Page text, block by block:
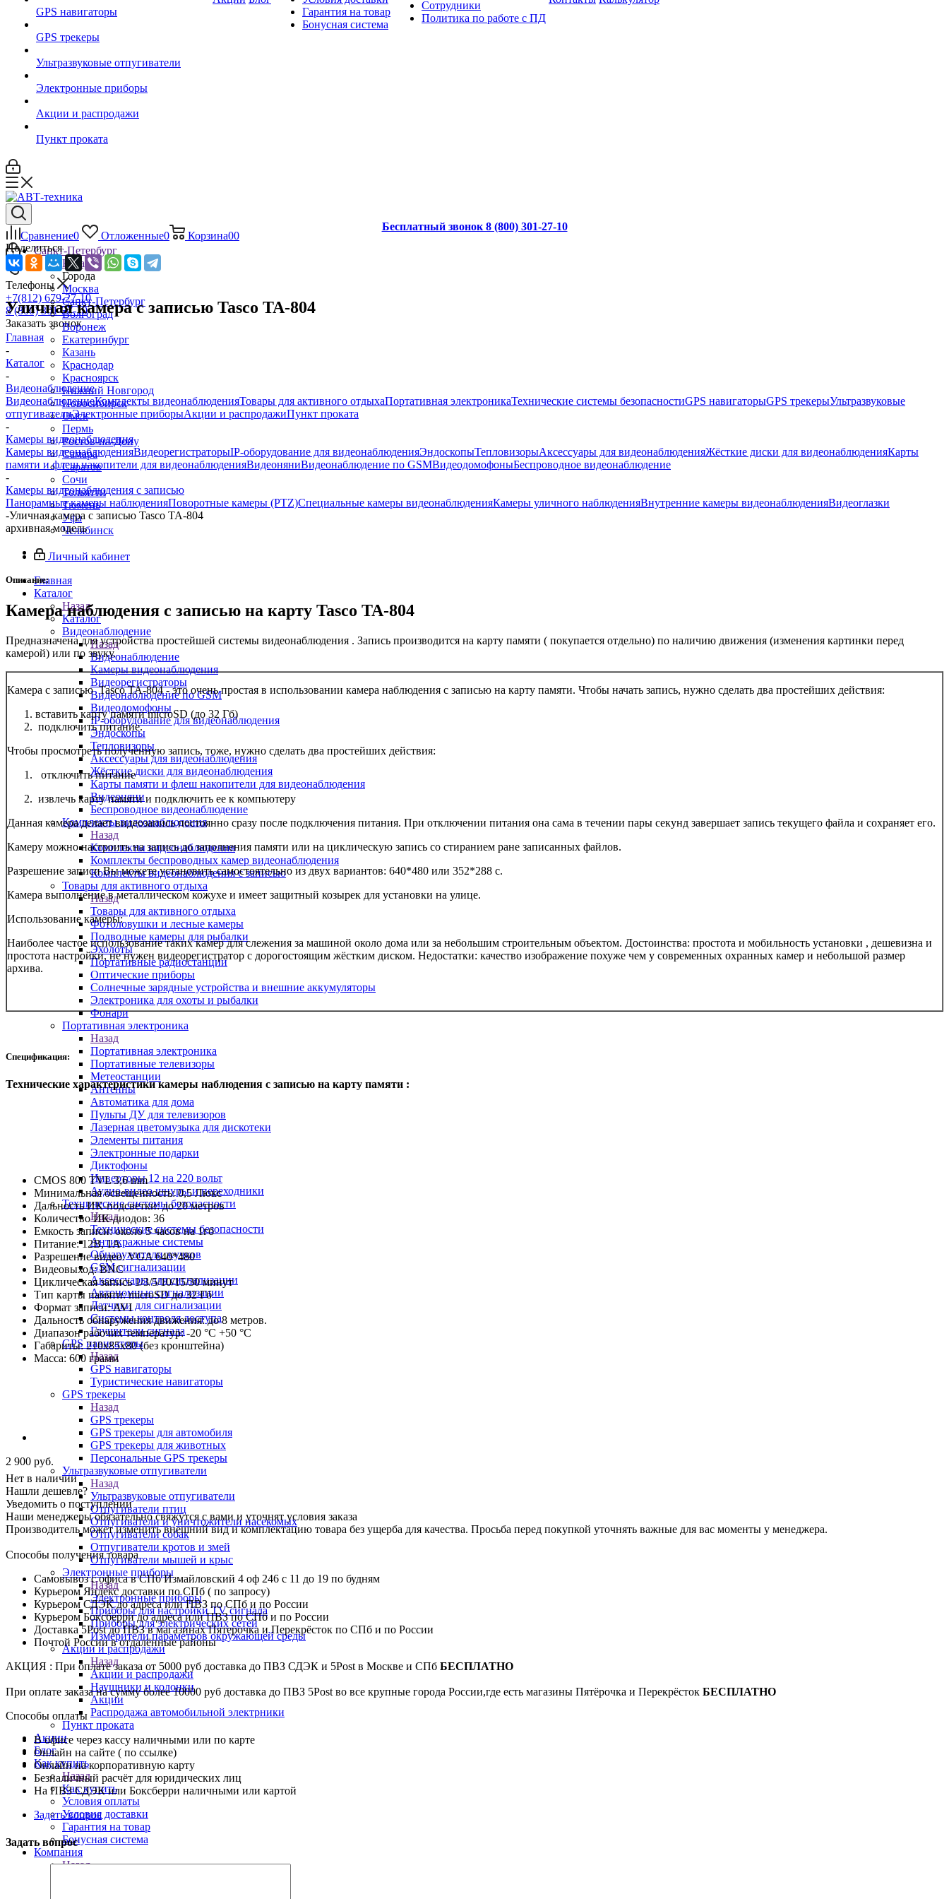
GPS навигаторы
GPS трекеры
Ультразвуковые отпугиватели
Электронные приборы
Акции и распродажи
Пункт проката
Гарантия на товар
Бонусная система
Сотрудники
Политика по работе с ПД
Сравнение0 Отложенные0 Корзина00
Телефоны
+7(812) 679-27-10
8 (800) 301-27-10
Заказать звонок
Бесплатный звонок 8 (800) 301-27-10
Санкт-Петербург
Назад
Города
Москва
Санкт-Петербург
Волгоград
Воронеж
Екатеринбург
Казань
Краснодар
Красноярск
Нижний Новгород
Новосибирск
Омск
Пермь
Ростов-на-Дону
Самара
Саратов
Сочи
Тольятти
Тюмень
Уфа
Челябинск
Личный кабинет
Главная
Каталог
Назад
Каталог
Видеонаблюдение
Назад
Видеонаблюдение
Камеры видеонаблюдения
Видеорегистраторы
Видеонаблюдение по GSM
Видеодомофоны
IP-оборудование для видеонаблюдения
Эндоскопы
Тепловизоры
Аксессуары для видеонаблюдения
Жёсткие диски для видеонаблюдения
Карты памяти и флеш накопители для видеонаблюдения
Видеоняни
Беспроводное видеонаблюдение
Комплекты видеонаблюдения
Назад
Комплекты видеонаблюдения
Комплекты беспроводных камер видеонаблюдения
Комплекты видеонаблюдения с записью
Товары для активного отдыха
Назад
Товары для активного отдыха
Фотоловушки и лесные камеры
Подводные камеры для рыбалки
Эхолоты
Портативные радиостанции
Оптические приборы
Солнечные зарядные устройства и внешние аккумуляторы
Электроника для охоты и рыбалки
Фонари
Портативная электроника
Назад
Портативная электроника
Портативные телевизоры
Метеостанции
Антенны
Автоматика для дома
Пульты ДУ для телевизоров
Лазерная цветомузыка для дискотеки
Элементы питания
Электронные подарки
Диктофоны
Инверторы 12 на 220 вольт
Аудио-видео шнуры и переходники
Технические системы безопасности
Назад
Технические системы безопасности
Антикражные системы
Обнаружители жучков
GSM сигнализации
Аксессуары для сигнализации
Автономные сигнализации
Датчики для сигнализации
Системы контроля доступа
Глушители сигнала
GPS навигаторы
Назад
GPS навигаторы
Туристические навигаторы
GPS трекеры
Назад
GPS трекеры
GPS трекеры для автомобиля
GPS трекеры для животных
Персональные GPS трекеры
Ультразвуковые отпугиватели
Назад
Ультразвуковые отпугиватели
Отпугиватели птиц
Отпугиватели и уничтожители насекомых
Отпугиватели собак
Отпугиватели кротов и змей
Отпугиватели мышей и крыс
Электронные приборы
Назад
Электронные приборы
Приборы для настройки TV сигнала
Приборы для электрических сетей
Измерители параметров окружающей среды
Акции и распродажи
Назад
Акции и распродажи
Наушники и колонки
Акции
Распродажа автомобильной электрники
Пункт проката
Акции
Блог
Как купить
Назад
Как купить
Условия оплаты
Условия доставки
Гарантия на товар
Бонусная система
Компания
Назад
Поделиться
Уличная камера с записью Tasco TA-804
Главная
-
Каталог
-
Видеонаблюдение
ВидеонаблюдениеКомплекты видеонаблюденияТовары для активного отдыхаПортативная электроникаТехнические системы безопасностиGPS навигаторыGPS трекерыУльтразвуковые
отпугивателиЭлектронные приборыАкции и распродажиПункт проката
-
Камеры видеонаблюдения
Камеры видеонаблюденияВидеорегистраторыIP-оборудование для видеонаблюденияЭндоскопыТепловизорыАксессуары для видеонаблюденияЖёсткие диски для видеонаблюденияКарты
памяти и флеш накопители для видеонаблюденияВидеоняниВидеонаблюдение по GSMВидеодомофоныБеспроводное видеонаблюдение
-
Камеры видеонаблюдения с записью
Панорамные камеры наблюденияПоворотные камеры (PTZ)Специальные камеры видеонаблюденияКамеры уличного наблюденияВнутренние камеры видеонаблюденияВидеоглазки
-Уличная камера с записью Tasco TA-804
архивная модель
Описание:
Камера наблюдения с записью на карту Tasco TA-804
Предназначена для устройства простейшей системы видеонаблюдения . Запись производится на карту памяти ( покупается отдельно) по наличию движения (изменения картинки перед
камерой) или по звуку.
Камера с записью Tasco TA-804 - это очень простая в использовании камера наблюдения с записью на карту памяти. Чтобы начать запись, нужно сделать два простейших действия:
вставить карту памяти microSD (до 32 Гб)
подключить питание.
Чтобы просмотреть полученную запись, тоже, нужно сделать два простейших действия:
отключить питание
извлечь карту памяти и подключить ее к компьютеру
Данная камера делает видеозапись постоянно сразу после подключения питания. При отключении питания она сама в течении пары секунд завершает запись текущего файла и сохраняет его.
Камеру можно настроить на запись до заполнения памяти или на циклическую запись со стиранием ране записанных файлов.
Разрешение записи Вы можете установить самостоятельно из двух вариантов: 640*480 или 352*288 с.
Камера выполнение в металлическом кожухе и имеет защитный козырек для установки на улице.
Использование камеры:
Наиболее частое использование таких камер для слежения за машиной около дома или за небольшим строительным объектом. Достоинства: простота и мобильность установки , дешевизна и
простота настройки, не нужен видеорегистратор с дорогостоящим жёстким диском. Недостатки: качество изображение похуже чем у современных охранных камер и небольшой размер
архива.
Спецификация:
Технические характеристики камеры наблюдения с записью на карту памяти :
CMOS 800 TVL 3,6 mm
Минимальная освещенность: 0,5 Люкс
Дальность ИК-подсветки: до 20 метров
Количество ИК-диодов: 36
Емкость записи: около 5 часов на 1гб
Питание: 12В, 1А
Разрешение видео: VGA 640*480
Видеовыход: BNC
Циклическая запись 1/3/5/10/15/30 минут
Тип карты памяти: microSD до 32 Гб
Формат записи: AVI
Дальность обнаружения движения: до 8 метров.
Диапазон рабочих температур: -20 °С +50 °С
Габариты: 210х85х80 (без кронштейна)
Масса: 600 грамм
2 900 руб.
Нет в наличии
Нашли дешевле?
Уведомить о поступлении
Наши менеджеры обязательно свяжутся с вами и уточнят условия заказа
Производитель может изменить внешний вид и комплектацию товара без ущерба для качества. Просьба перед покупкой уточнять важные для вас моменты у менеджера.
Способы получения товара
Самовывоз с офиса в СПб Измайловский 4 оф 246 с 11 до 19 по будням
Курьером Яндекс доставки по СПб ( по запросу)
Курьером СДЭК до адреса или ПВЗ по СПб и по России
Курьером Боксберри до адреса или ПВЗ по СПб и по России
Доставка 5Post до ПВЗ в магазинах Пятерочка и Перекрёсток по СПб и по России
Почтой России в отдалённые районы
АКЦИЯ : При оплате заказа от 5000 руб доставка до ПВЗ СДЭК и 5Post в Москве и СПб БЕСПЛАТНО
При оплате заказа на сумму более 10000 руб доставка до ПВЗ 5Post во все крупные города России,где есть магазины Пятёрочка и Перекрёсток БЕСПЛАТНО
Способы оплаты
В офисе через кассу наличными или по карте
Онлайн на сайте ( по ссылке)
Онлайн на корпоративную карту
Безналичный расчёт для юридических лиц
На ПВЗ СДЭК или Боксберри наличными или картой
Задать вопрос
Задать вопрос